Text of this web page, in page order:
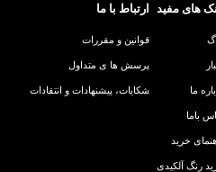
های مفید
ما
باما
خرید
رنگ آلکیدی
ارتباط با ما
قوانین و مقررات
پرسش ها ی متداول
شکایات، پیشنهادات و انتقادات